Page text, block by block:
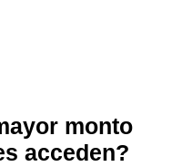
monto
acceden?